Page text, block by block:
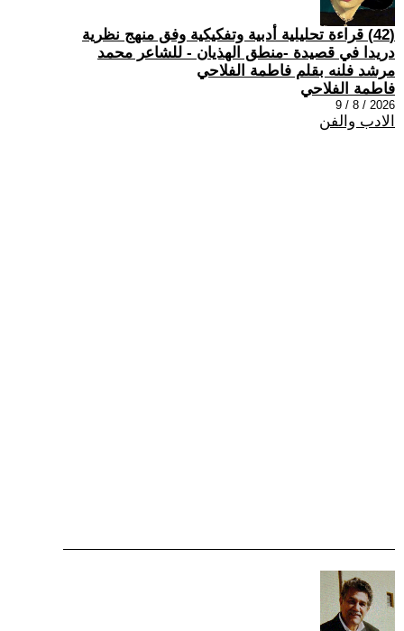
(42) قراءة تحليلية أدبية وتفكيكية وفق منهج نظرية
دريدا في قصيدة -منطق الهذيان - للشاعر محمد
مرشد فلنه بقلم فاطمة الفلاحي
فاطمة الفلاحي
2026 / 8 / 9
الادب والفن